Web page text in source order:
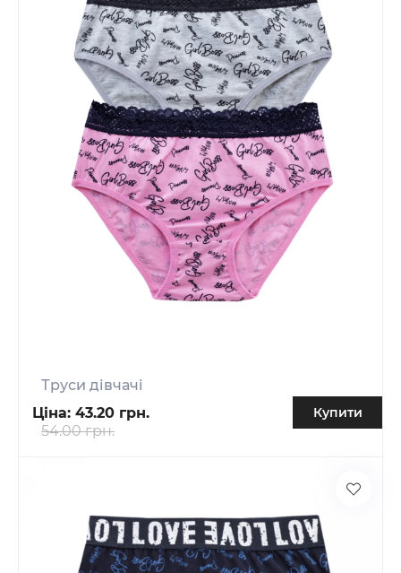
Труси дівчачі
Ціна: 43.20 грн.
54.00 грн.
Купити